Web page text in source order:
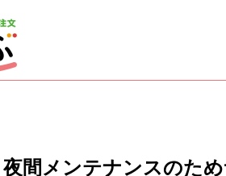
夜間メンテナンスのた